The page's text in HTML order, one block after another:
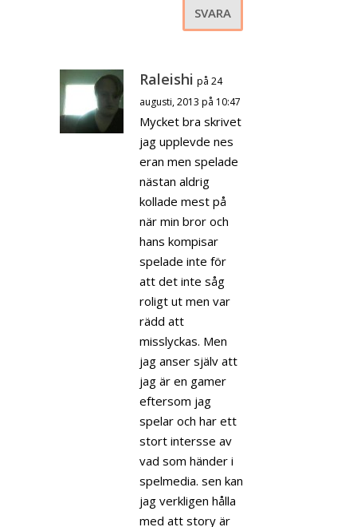
SVARA
Raleishi på 24
augusti, 2013 på 10:47
Mycket bra skrivet
jag upplevde nes
eran men spelade
nästan aldrig
kollade mest på
när min bror och
hans kompisar
spelade inte för
att det inte såg
roligt ut men var
rädd att
misslyckas. Men
jag anser själv att
jag är en gamer
eftersom jag
spelar och har ett
stort intersse av
vad som händer i
spelmedia. sen kan
jag verkligen hålla
med att story är